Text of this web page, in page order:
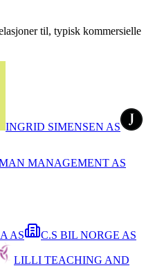
til, typisk kommersielle
INGRID SIMENSEN AS
MANAGEMENT AS
AS C.S BIL NORGE AS
LILLI TEACHING AND